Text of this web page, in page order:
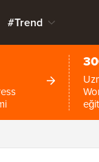
#Trend